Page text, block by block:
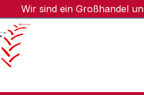
Wir sind ein Großhandel